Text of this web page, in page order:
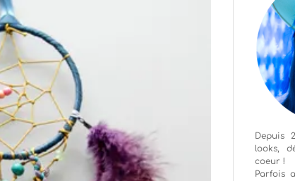
Depuis
looks,
coeur !
Parfois